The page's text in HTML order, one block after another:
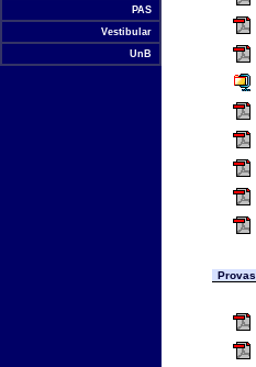
PAS
Vestibular
UnB
Provas